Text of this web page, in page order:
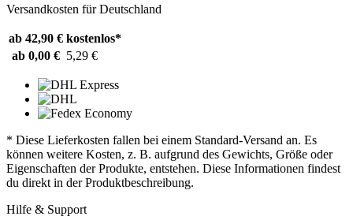
Versandkosten für Deutschland
ab 42,90 € kostenlos*
ab 0,00 € 5,29 €
* Diese Lieferkosten fallen bei einem Standard-Versand an. Es
können weitere Kosten, z. B. aufgrund des Gewichts, Größe oder
Eigenschaften der Produkte, entstehen. Diese Informationen findest
du direkt in der Produktbeschreibung.
Hilfe & Support